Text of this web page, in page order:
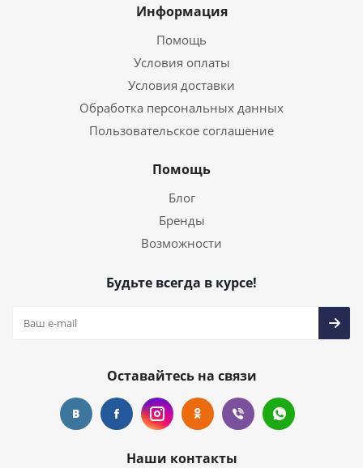
Информация
Помощь
Условия оплаты
Условия доставки
Обработка персональных данных
Пользовательское соглашение
Помощь
Блог
Бренды
Возможности
Будьте всегда в курсе!
Оставайтесь на связи
Наши контакты